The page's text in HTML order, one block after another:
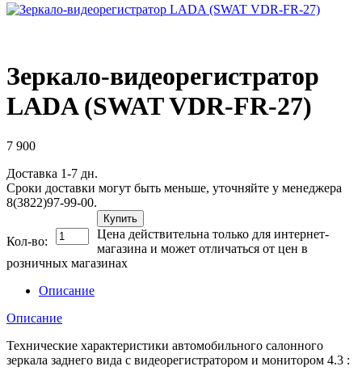
Зеркало-видеорегистратор
LADA (SWAT VDR-FR-27)
7 900
Доставка 1-7 дн.
Сроки доставки могут быть меньше, уточняйте у менеджера
8(3822)97-99-00.
Кол-во:
Купить
Цена действительна только для интернет-
магазина и может отличаться от цен в
розничных магазинах
Описание
Описание
Технические характеристики автомобильного салонного
зеркала заднего вида с видеорегистратором и монитором 4.3 :